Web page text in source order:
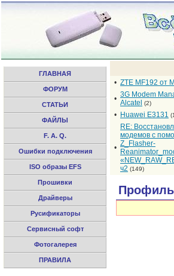
ГЛАВНАЯ
ФОРУМ
СТАТЬИ
ФАЙЛЫ
F. A. Q.
Ошибки подключения
ISO образы EFS
Прошивки
Драйверы
Русификаторы
Сервисный софт
Фотогалерея
ПРАВИЛА
• ZTE MF192 от
• 3G Modem
Alcatel
(2)
• Huawei E3131
•
RE:
модемов с
Z_Flasher-
ч2 (149)
Профиль